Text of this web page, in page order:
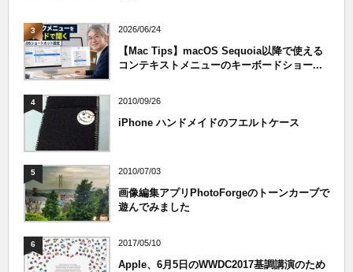
3 2026/06/24
【Mac Tips】macOS Sequoia以降で使える
コンテキストメニューのキーボードショー...
4 2010/09/26
iPhone ハンドメイドのフエルトケース
5 2010/07/03
画像編集アプリPhotoForgeのトーンカーブで
遊んでみました
6 2017/05/10
Apple、6月5日のWWDC2017基調講演のため